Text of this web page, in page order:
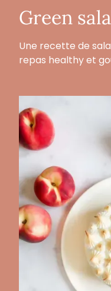
Green
Une recette de
repas healthy et